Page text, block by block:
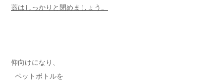
蓋はしっかりと閉めましょう。
仰向けになり、
ペットボトルを